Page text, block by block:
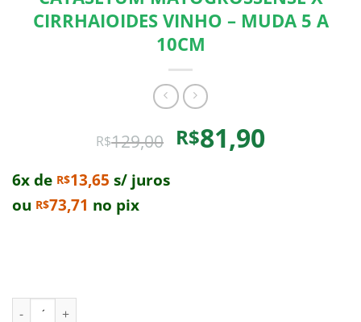
CIRRHAIOIDES VINHO – MUDA 5 A
10CM
R$129,00 O
preço
R$81,90O
preço
6x de R$13,65 s/ juros
ou R$73,71 no pix
CATASETUM MATOGROSSENSE X CIRRHAIOIDES VINHO -